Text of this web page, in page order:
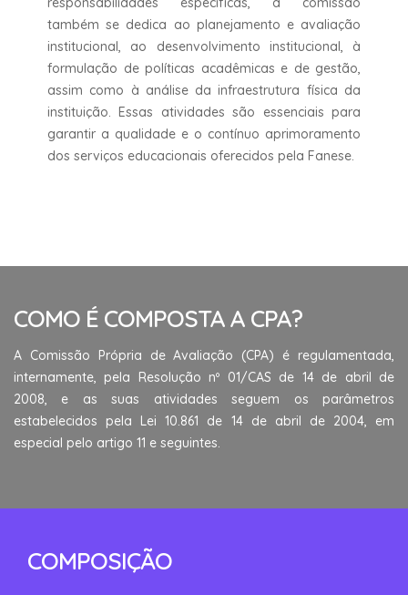
também se dedica ao planejamento e avaliação
institucional, ao desenvolvimento institucional, à
formulação de políticas acadêmicas e de gestão,
assim como à análise da infraestrutura física da
instituição. Essas atividades são essenciais para
garantir a qualidade e o contínuo aprimoramento
dos serviços educacionais oferecidos pela Fanese.
COMO É COMPOSTA A CPA?
A Comissão Própria de Avaliação (CPA) é regulamentada,
internamente, pela Resolução nº 01/CAS de 14 de abril de
2008, e as suas atividades seguem os parâmetros
estabelecidos pela Lei 10.861 de 14 de abril de 2004, em
especial pelo artigo 11 e seguintes.
COMPOSIÇÃO